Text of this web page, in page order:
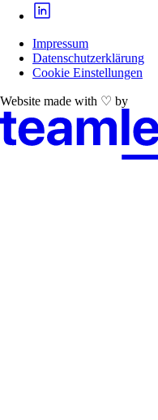
Impressum
Datenschutzerklärung
Cookie Einstellungen
Website made with ♡ by